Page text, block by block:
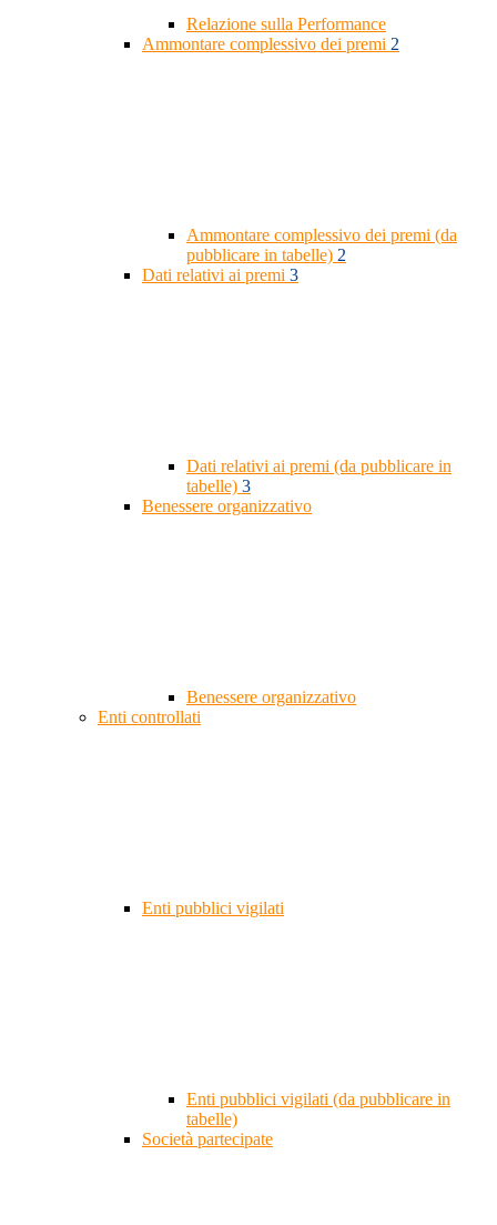
Relazione sulla Performance
Ammontare complessivo dei premi 2
Ammontare complessivo dei premi (da
pubblicare in tabelle) 2
Dati relativi ai premi 3
Dati relativi ai premi (da pubblicare in
tabelle) 3
Benessere organizzativo
Benessere organizzativo
Enti controllati
Enti pubblici vigilati
Enti pubblici vigilati (da pubblicare in
tabelle)
Società partecipate